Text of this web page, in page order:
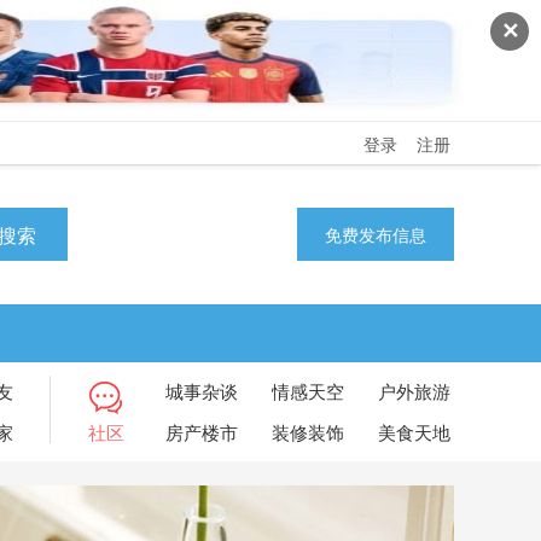
✕
登录 注册
索 免费发布信息
社区
城事杂谈 情感天空
户外旅游
房产楼市
装修装饰 美食天地